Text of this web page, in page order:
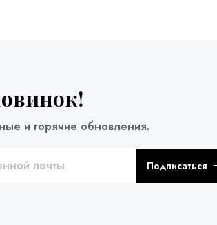
и горячие обновления.
Подписаться